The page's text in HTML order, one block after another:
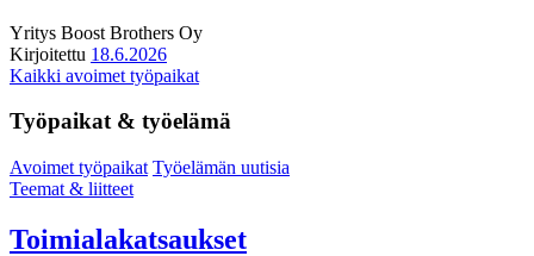
Yritys Boost Brothers Oy
Kirjoitettu 18.6.2026
Kaikki avoimet työpaikat
Työpaikat & työelämä
Avoimet työpaikat Työelämän uutisia
Teemat & liitteet
Toimialakatsaukset